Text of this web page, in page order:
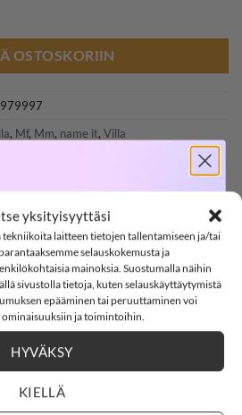
yksityisyyttäsi
tekniikoita laitteen tietojen tallentamiseen ja/tai
selauskokemusta ja
mainoksia. Suostumalla näihin
sivustolla tietoja, kuten selauskäyttäytymistä
epääminen tai peruuttaminen voi
ja toimintoihin.
HYVÄKSY
KIELLÄ
OSTOSKORIIN
, Mf, Mm, name it, Villa
sormikkaat, Satellite
KOODILLA:SOFTSHELL15
Countdown ends in:
::38
38:15